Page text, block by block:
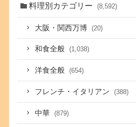
料理別カテゴリー (8,592)
大阪・関西万博 (20)
和食全般 (1,038)
洋食全般 (654)
フレンチ・イタリアン (388)
中華 (879)